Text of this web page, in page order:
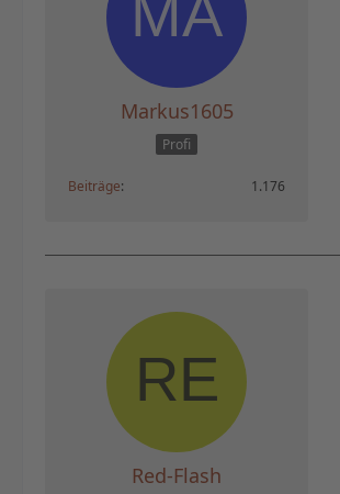
Markus1605
Profi
Beiträge 1.176
Red-Flash